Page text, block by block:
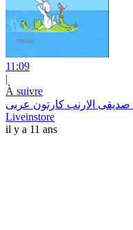
11:09
|
À suivre
Liveinstore
il y a 11 ans